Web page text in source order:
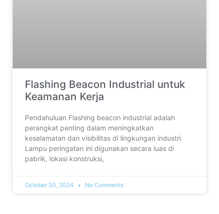
Flashing Beacon Industrial untuk
Keamanan Kerja
Pendahuluan Flashing beacon industrial adalah
perangkat penting dalam meningkatkan
keselamatan dan visibilitas di lingkungan industri.
Lampu peringatan ini digunakan secara luas di
pabrik, lokasi konstruksi,
October 30, 2024 No Comments